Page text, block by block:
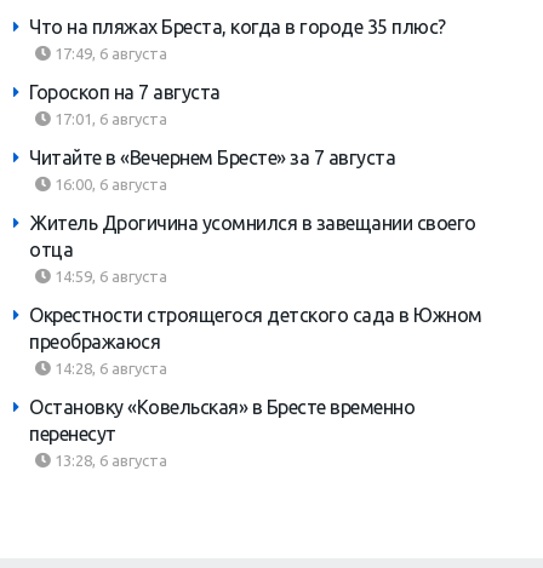
Что на пляжах Бреста, когда в городе 35 плюс?
17:49, 6 августа
Гороскоп на 7 августа
17:01, 6 августа
Читайте в «Вечернем Бресте» за 7 августа
16:00, 6 августа
Житель Дрогичина усомнился в завещании своего
отца
14:59, 6 августа
Окрестности строящегося детского сада в Южном
преображаюся
14:28, 6 августа
Остановку «Ковельская» в Бресте временно
перенесут
13:28, 6 августа